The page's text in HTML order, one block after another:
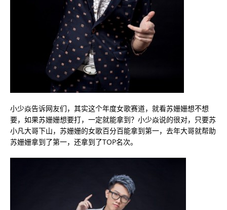
小少焱告诉网友们，其实这个年度女歌赛道，就看苏姗姗想不想
要，如果苏姗姗想要打，一定就能拿到？小少焱说的很对，只要苏
小凡大哥下山，苏姗姗的女歌百分百能拿到第一，去年大哥就帮助
苏姗姗拿到了第一，还拿到了TOP名次。